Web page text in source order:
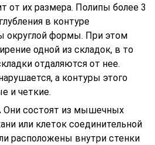
от их размера. Полипы более 3
в контуре
округлой формы. При этом
одной из складок, в то
отдаляются от нее.
а контуры этого
и четкие.
Они состоят из мышечных
или клеток соединительной
расположены внутри стенки